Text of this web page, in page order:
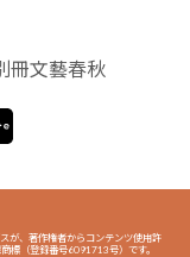
冊文藝春秋
が、著作権者からコンテンツ使用許
標（登録番号6091713号）です。